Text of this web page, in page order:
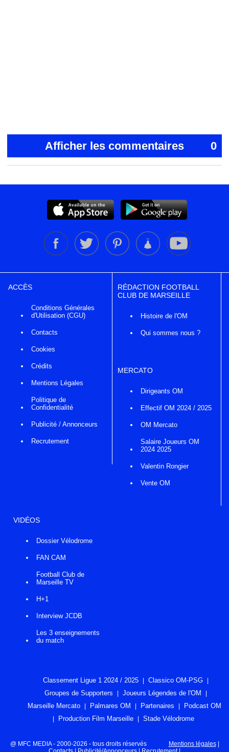
Afficher les commentaires 0
ACCÈS
Conditions Générales
d'Utilisation (CGU)
Contacts
Cookies
Crédits
Mentions Légales
Politique de
Confidentialité
Publicité / Annonceurs
Recrutement
RÉDACTION FOOTBALL
CLUB DE MARSEILLE
Histoire de l'OM
Qui sommes nous ?
MERCATO
Dirigeants OM
Effectif OM 2024 / 2025
OM Mercato
Salaire Joueurs OM
2024 2025
Valentin Rongier
Vente OM
VIDÉOS
Dossier Vélodrome
FAN CAM
Football Club de
Marseille TV
H+1
Interview JCDB
Les 3 enseignements
du match
Classement Ligue 1 2024 / 2025
Classico OM-PSG
Groupes de Supporters
Joueurs Légendes de l'OM
Marseille Mercato
Palmares OM Partenaires
Podcast OM
Production Film Marseille
Stade Vélodrome
@ MFC MEDIA - 2000-2026 - tous droits réservés Mentions légales|